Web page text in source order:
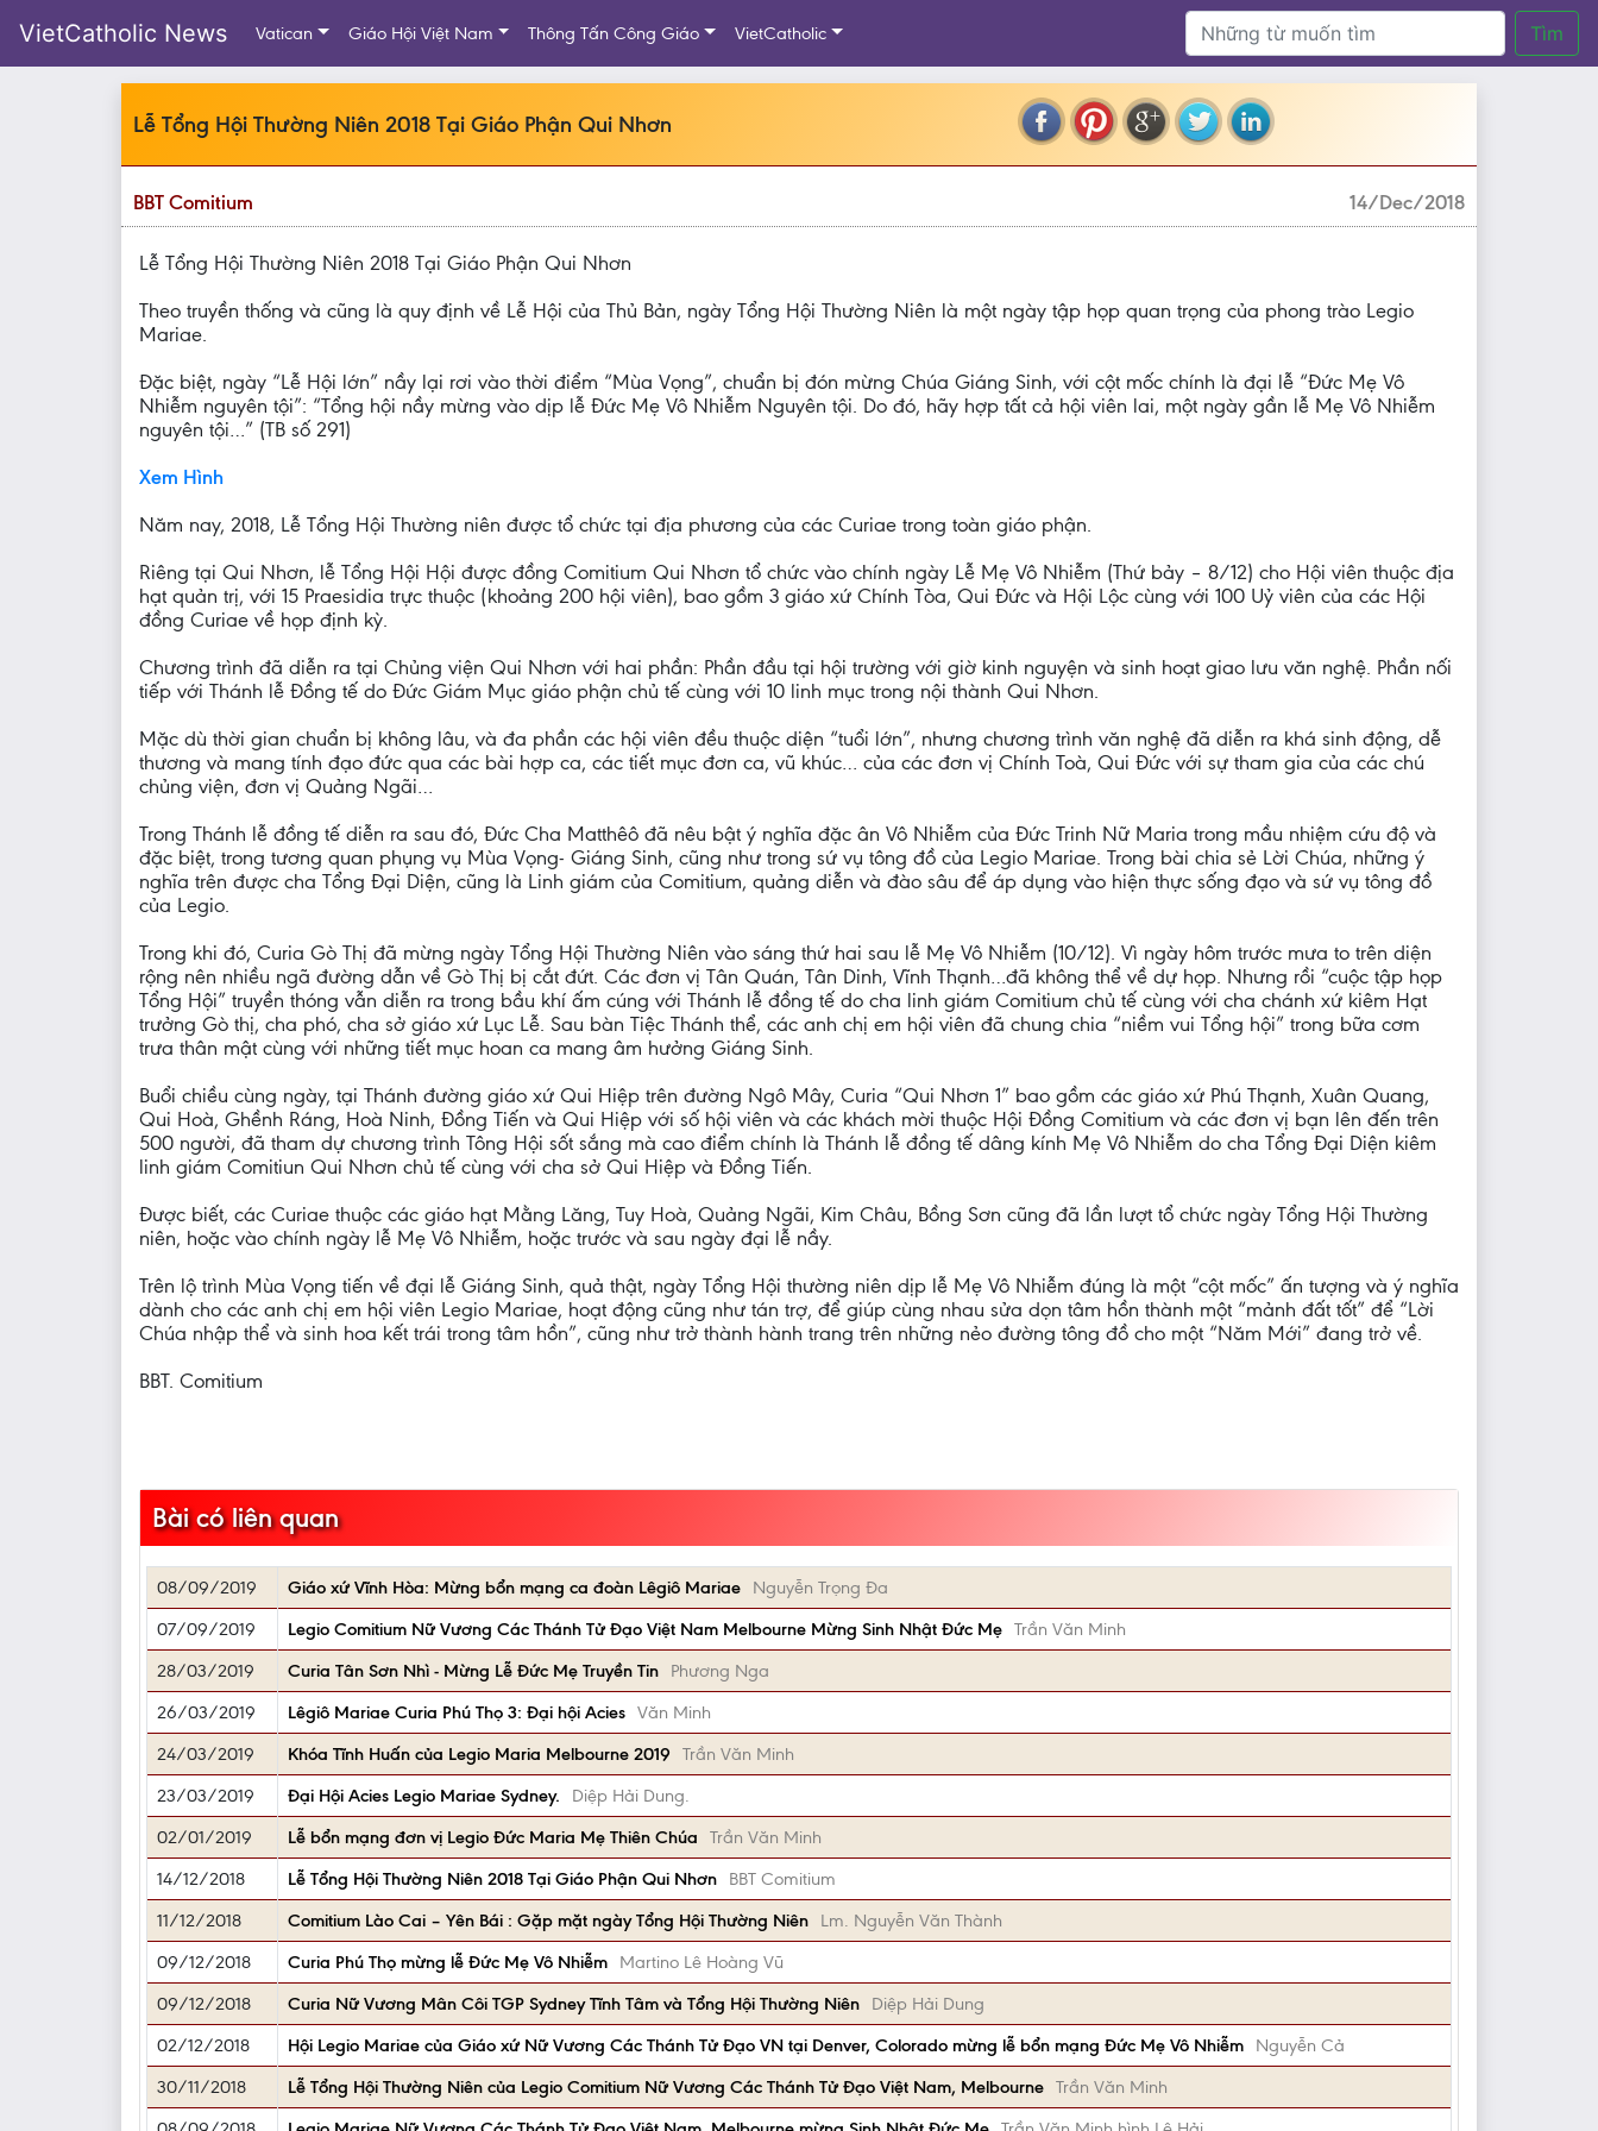
VietCatholic News Vatican Giáo Hội Việt Nam Thông Tấn Công Giáo VietCatholic Tìm
Lễ Tổng Hội Thường Niên 2018 Tại Giáo Phận Qui Nhơn
BBT Comitium 14/Dec/2018
Lễ Tổng Hội Thường Niên 2018 Tại Giáo Phận Qui Nhơn
Theo truyền thống và cũng là quy định về Lễ Hội của Thủ Bản, ngày Tổng Hội Thường Niên là một ngày tập họp quan trọng của phong trào Legio
Mariae.
Đặc biệt, ngày “Lễ Hội lớn” nầy lại rơi vào thời điểm “Mùa Vọng”, chuẩn bị đón mừng Chúa Giáng Sinh, với cột mốc chính là đại lễ “Đức Mẹ Vô
Nhiễm nguyên tội”: “Tổng hội nầy mừng vào dịp lễ Đức Mẹ Vô Nhiễm Nguyên tội. Do đó, hãy hợp tất cả hội viên lai, một ngày gần lễ Mẹ Vô Nhiễm
nguyên tội…” (TB số 291)
Xem Hình
Năm nay, 2018, Lễ Tổng Hội Thường niên được tổ chức tại địa phương của các Curiae trong toàn giáo phận.
Riêng tại Qui Nhơn, lễ Tổng Hội Hội được đồng Comitium Qui Nhơn tổ chức vào chính ngày Lễ Mẹ Vô Nhiễm (Thứ bảy – 8/12) cho Hội viên thuộc địa
hạt quản trị, với 15 Praesidia trực thuộc (khoảng 200 hội viên), bao gồm 3 giáo xứ Chính Tòa, Qui Đức và Hội Lộc cùng với 100 Uỷ viên của các Hội
đồng Curiae về họp định kỳ.
Chương trình đã diễn ra tại Chủng viện Qui Nhơn với hai phần: Phần đầu tại hội trường với giờ kinh nguyện và sinh hoạt giao lưu văn nghệ. Phần nối
tiếp với Thánh lễ Đồng tế do Đức Giám Mục giáo phận chủ tế cùng với 10 linh mục trong nội thành Qui Nhơn.
Mặc dù thời gian chuẩn bị không lâu, và đa phần các hội viên đều thuộc diện “tuổi lớn”, nhưng chương trình văn nghệ đã diễn ra khá sinh động, dễ
thương và mang tính đạo đức qua các bài hợp ca, các tiết mục đơn ca, vũ khúc… của các đơn vị Chính Toà, Qui Đức với sự tham gia của các chú
chủng viện, đơn vị Quảng Ngãi…
Trong Thánh lễ đồng tế diễn ra sau đó, Đức Cha Matthêô đã nêu bật ý nghĩa đặc ân Vô Nhiễm của Đức Trinh Nữ Maria trong mầu nhiệm cứu độ và
đặc biệt, trong tương quan phụng vụ Mùa Vọng- Giáng Sinh, cũng như trong sứ vụ tông đồ của Legio Mariae. Trong bài chia sẻ Lời Chúa, những ý
nghĩa trên được cha Tổng Đại Diện, cũng là Linh giám của Comitium, quảng diễn và đào sâu để áp dụng vào hiện thực sống đạo và sứ vụ tông đồ
của Legio.
Trong khi đó, Curia Gò Thị đã mừng ngày Tổng Hội Thường Niên vào sáng thứ hai sau lễ Mẹ Vô Nhiễm (10/12). Vì ngày hôm trước mưa to trên diện
rộng nên nhiều ngã đường dẫn về Gò Thị bị cắt đứt. Các đơn vị Tân Quán, Tân Dinh, Vĩnh Thạnh…đã không thể về dự họp. Nhưng rồi “cuộc tập họp
Tổng Hội” truyền thóng vẫn diễn ra trong bầu khí ấm cúng với Thánh lễ đồng tế do cha linh giám Comitium chủ tế cùng với cha chánh xứ kiêm Hạt
trưởng Gò thị, cha phó, cha sở giáo xứ Lục Lễ. Sau bàn Tiệc Thánh thể, các anh chị em hội viên đã chung chia “niềm vui Tổng hội” trong bữa cơm
trưa thân mật cùng với những tiết mục hoan ca mang âm hưởng Giáng Sinh.
Buổi chiều cùng ngày, tại Thánh đường giáo xứ Qui Hiệp trên đường Ngô Mây, Curia “Qui Nhơn 1” bao gồm các giáo xứ Phú Thạnh, Xuân Quang,
Qui Hoà, Ghềnh Ráng, Hoà Ninh, Đồng Tiến và Qui Hiệp với số hội viên và các khách mời thuộc Hội Đồng Comitium và các đơn vị bạn lên đến trên
500 người, đã tham dự chương trình Tông Hội sốt sắng mà cao điểm chính là Thánh lễ đồng tế dâng kính Mẹ Vô Nhiễm do cha Tổng Đại Diện kiêm
linh giám Comitiun Qui Nhơn chủ tế cùng với cha sở Qui Hiệp và Đồng Tiến.
Được biết, các Curiae thuộc các giáo hạt Mằng Lăng, Tuy Hoà, Quảng Ngãi, Kim Châu, Bồng Sơn cũng đã lần lượt tổ chức ngày Tổng Hội Thường
niên, hoặc vào chính ngày lễ Mẹ Vô Nhiễm, hoặc trước và sau ngày đại lễ nầy.
Trên lộ trình Mùa Vọng tiến về đại lễ Giáng Sinh, quả thật, ngày Tổng Hội thường niên dịp lễ Mẹ Vô Nhiễm đúng là một “cột mốc” ấn tượng và ý nghĩa
dành cho các anh chị em hội viên Legio Mariae, hoạt động cũng như tán trợ, để giúp cùng nhau sửa dọn tâm hồn thành một “mảnh đất tốt” để “Lời
Chúa nhập thể và sinh hoa kết trái trong tâm hồn”, cũng như trở thành hành trang trên những nẻo đường tông đồ cho một “Năm Mới” đang trở về.
BBT. Comitium
Bài có liên quan
08/09/2019 Giáo xứ Vĩnh Hòa: Mừng bổn mạng ca đoàn Lêgiô Mariae
Nguyễn Trọng Đa
07/09/2019
Legio Comitium Nữ Vương Các Thánh Tử Đạo Việt Nam Melbourne Mừng Sinh Nhật Đức Mẹ Trần Văn Minh
28/03/2019
Curia Tân Sơn Nhì - Mừng Lễ Đức Mẹ Truyền Tin
Phương Nga
26/03/2019
Lêgiô Mariae Curia Phú Thọ 3: Đại hội Acies Văn Minh
24/03/2019
Khóa Tĩnh Huấn của Legio Maria Melbourne 2019
Trần Văn Minh
23/03/2019
Đại Hội Acies Legio Mariae Sydney.
Diệp Hải Dung.
02/01/2019
Lễ bổn mạng đơn vị Legio Đức Maria Mẹ Thiên Chúa
Trần Văn Minh
14/12/2018
Lễ Tổng Hội Thường Niên 2018 Tại Giáo Phận Qui Nhơn
BBT Comitium
11/12/2018
Comitium Lào Cai – Yên Bái : Gặp mặt ngày Tổng Hội Thường Niên
Lm. Nguyễn Văn Thành
09/12/2018
Curia Phú Thọ mừng lễ Đức Mẹ Vô Nhiễm
Martino Lê Hoàng Vũ
09/12/2018
Curia Nữ Vương Mân Côi TGP Sydney Tĩnh Tâm và Tổng Hội Thường Niên
Diệp Hải Dung
02/12/2018
Hội Legio Mariae của Giáo xứ Nữ Vương Các Thánh Tử Đạo VN tại Denver, Colorado mừng lễ bổn mạng Đức Mẹ Vô Nhiễm
Nguyễn Cả
30/11/2018
Lễ Tổng Hội Thường Niên của Legio Comitium Nữ Vương Các Thánh Tử Đạo Việt Nam, Melbourne Trần Văn Minh